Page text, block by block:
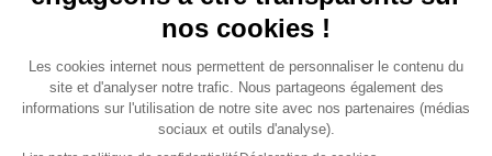
Sur 2232 avis récoltés.